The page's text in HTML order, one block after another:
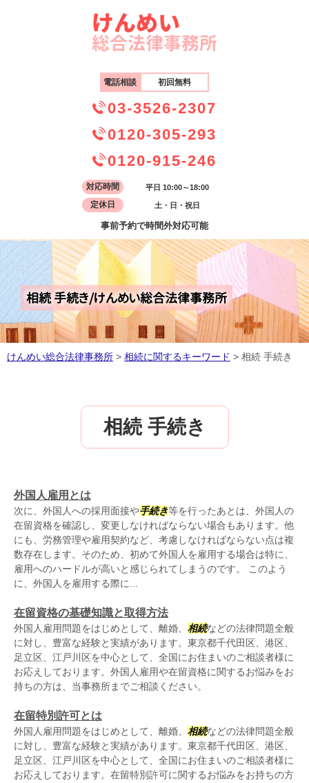
電話相談 初回無料
03-3526-2307
0120-305-293
0120-915-246
対応時間 平日 10:00～18:00
定休日 土・日・祝日
事前予約で時間外対応可能
相続 手続き/けんめい総合法律事務所
けんめい総合法律事務所 > 相続に関するキーワード > 相続 手続き
相続 手続き
外国人雇用とは
次に、外国人への採用面接や手続き等を行ったあとは、外国人の
在留資格を確認し、変更しなければならない場合もあります。他
にも、労務管理や雇用契約など、考慮しなければならない点は複
数存在します。そのため、初めて外国人を雇用する場合は特に、
雇用へのハードルが高いと感じられてしまうのです。 このよう
に、外国人を雇用する際に...
在留資格の基礎知識と取得方法
外国人雇用問題をはじめとして、離婚、 相続などの法律問題全般
に対し、豊富な経験と実績があります。東京都千代田区、港区、
足立区、江戸川区を中心として、全国にお住まいのご相談者様に
お応えしております。外国人雇用や在留資格に関するお悩みをお
持ちの方は、当事務所までご相談ください。
在留特別許可とは
外国人雇用問題をはじめとして、離婚、 相続などの法律問題全般
に対し、豊富な経験と実績があります。東京都千代田区、港区、
足立区、江戸川区を中心として、全国にお住まいのご相談者様に
お応えしております。在留特別許可に関するお悩みをお持ちの方